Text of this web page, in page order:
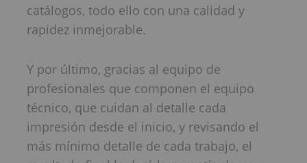
catálogos, todo ello con una calidad y
rapidez inmejorable.
Y por último, gracias al equipo de
profesionales que componen el equipo
técnico, que cuidan al detalle cada
impresión desde el inicio, y revisando el
más mínimo detalle de cada trabajo, el